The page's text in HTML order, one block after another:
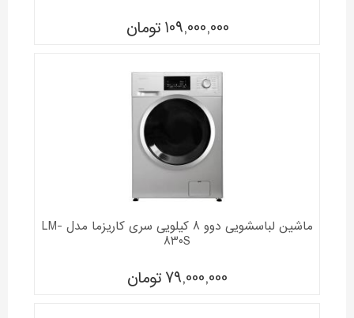
109,000,000 تومان
ماشین لباسشویی دوو 8 کیلویی سری کاریزما مدل LM-
830S
79,000,000 تومان